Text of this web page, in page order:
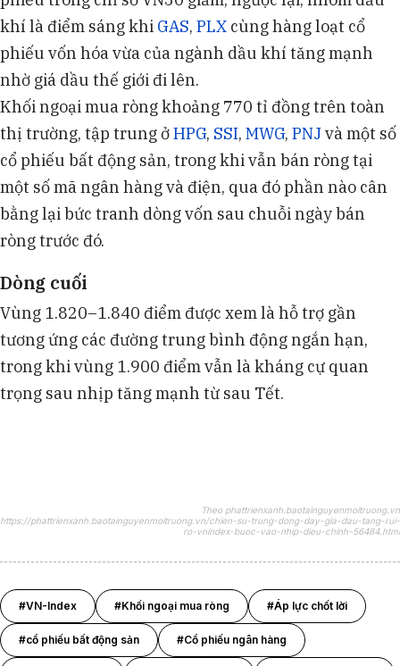
khí là điểm sáng khi GAS, PLX cùng hàng loạt cổ
phiếu vốn hóa vừa của ngành dầu khí tăng mạnh
nhờ giá dầu thế giới đi lên.
Khối ngoại mua ròng khoảng 770 tỉ đồng trên toàn
thị trường, tập trung ởHPG, SSI, MWG, PNJvà một số
cổ phiếu bất động sản, trong khi vẫn bán ròng tại
một số mã ngân hàng và điện, qua đó phần nào cân
bằng lại bức tranh dòng vốn sau chuỗi ngày bán
ròng trước đó.
Dòng cuối
Vùng 1.820–1.840 điểm được xem là hỗ trợ gần
tương ứng các đường trung bình động ngắn hạn,
trong khi vùng 1.900 điểm vẫn là kháng cự quan
trọng sau nhịp tăng mạnh từ sau Tết.
Theo phattrienxanh.baotainguyenmoitruong.vn
https://phattrienxanh.baotainguyenmoitruong.vn/chien-su-trung-dong-day-gia-dau-tang-rui-
ro-vnindex-buoc-vao-nhip-dieu-chinh-56484.html
#VN-Index #Khối ngoại mua ròng #Áp lực chốt lời
#cổ phiếu bất động sản #Cổ phiếu ngân hàng